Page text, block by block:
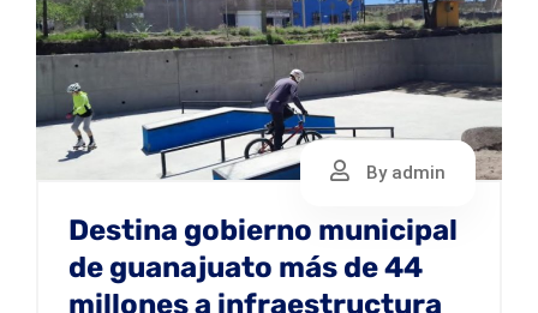
By admin
Destina gobierno municipal
de guanajuato más de 44
millones a infraestructura